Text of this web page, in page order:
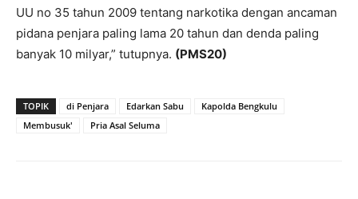
UU no 35 tahun 2009 tentang narkotika dengan ancaman
pidana penjara paling lama 20 tahun dan denda paling
banyak 10 milyar,” tutupnya. (PMS20)
TOPIK di Penjara Edarkan Sabu
Kapolda Bengkulu
Membusuk'
Pria Asal Seluma